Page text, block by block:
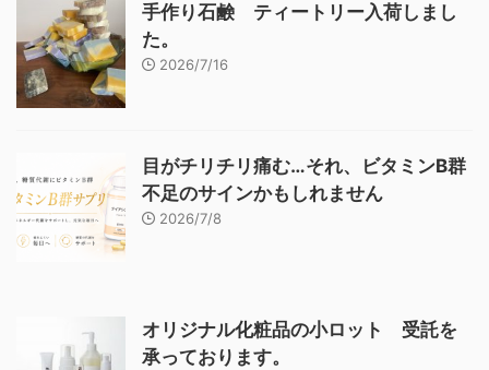
手作り石鹸 ティートリー入荷しまし
た。
2026/7/16
目がチリチリ痛む…それ、ビタミンB群
不足のサインかもしれません
2026/7/8
オリジナル化粧品の小ロット 受託を
承っております。